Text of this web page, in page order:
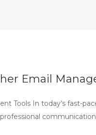
Email
Tools In today’s fast-